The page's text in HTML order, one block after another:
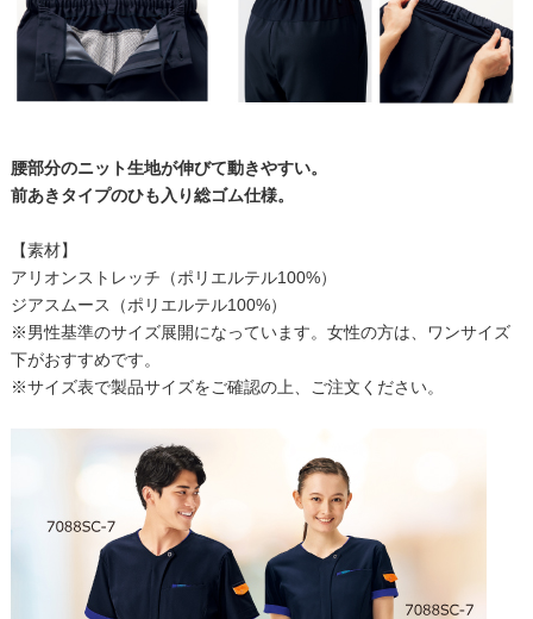
腰部分のニット生地が伸びて動きやすい。
前あきタイプのひも入り総ゴム仕様。
【素材】
アリオンストレッチ（ポリエルテル100%）
ジアスムース（ポリエルテル100%）
※男性基準のサイズ展開になっています。女性の方は、ワンサイズ
下がおすすめです。
※サイズ表で製品サイズをご確認の上、ご注文ください。